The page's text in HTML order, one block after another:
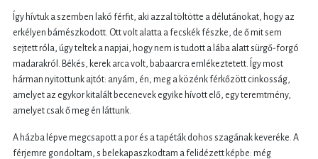
Így hívtuk a szemben lakó férfit, aki azzal töltötte a délutánokat, hogy az
erkélyen bámészkodott. Ott volt alatta a fecskék fészke, de ő mit sem
sejtett róla, úgy teltek a napjai, hogy nem is tudott a lába alatt sürgő-forgó
madarakról. Békés, kerek arca volt, babaarcra emlékeztetett. Így most
hárman nyitottunk ajtót: anyám, én, meg a közénk férkőzött cinkosság,
amelyet az egykor kitalált becenevek egyike hívott elő, egy teremtmény,
amelyet csak ő meg én láttunk.
A házba lépve megcsapott a por és a tapéták dohos szagának keveréke. A
férjemre gondoltam, s belekapaszkodtam a felidézett képbe: még